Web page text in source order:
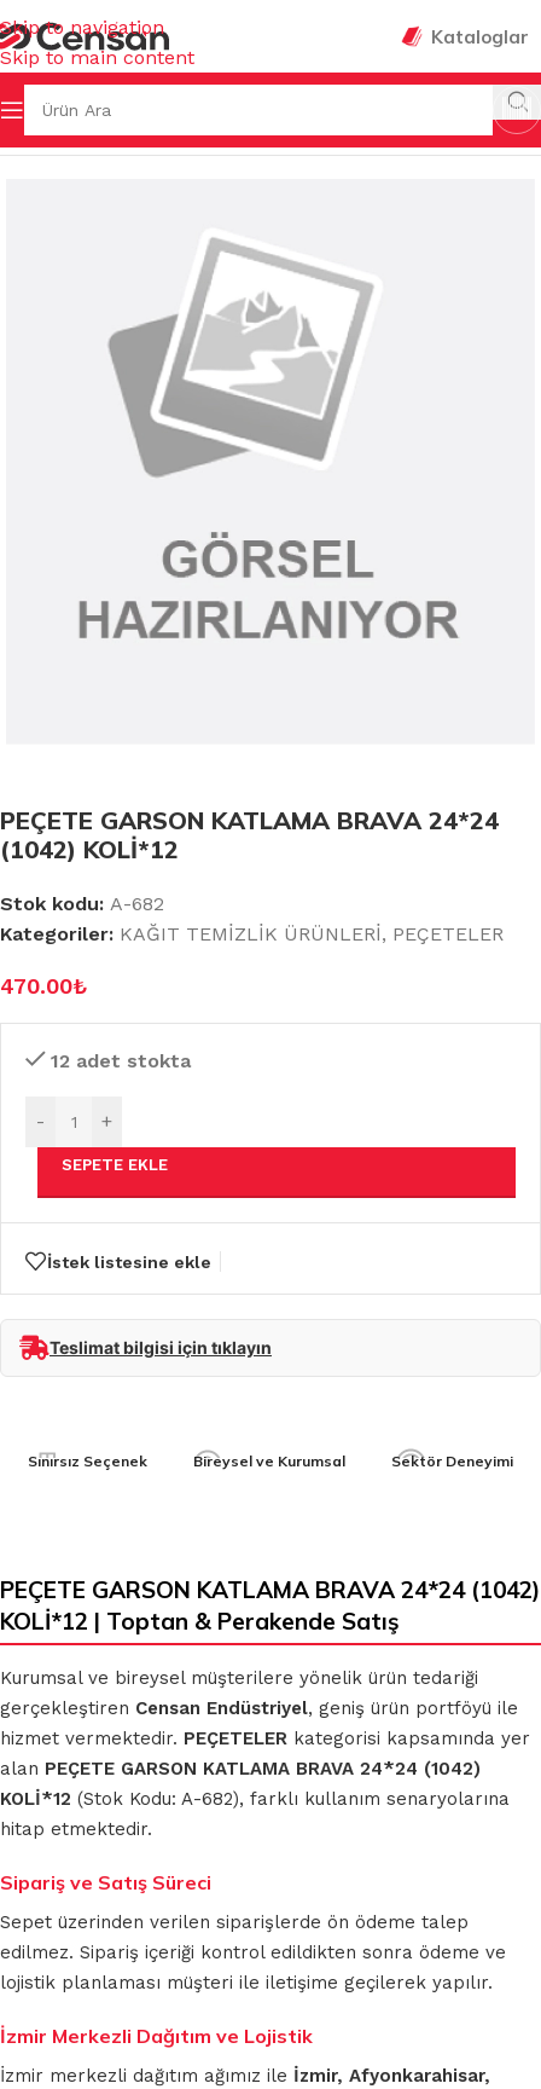
Skip to navigation
Skip to main content
Kataloglar
Ana Sayfa
PEÇETE GARSON KATLAMA BRAVA 24*24
(1042) KOLİ*12
Stok kodu: A-682
Kategoriler: KAĞIT TEMİZLİK ÜRÜNLERİ, PEÇETELER
470.00₺
12 adet stokta
- +
SEPETE EKLE
İstek listesine ekle
Teslimat bilgisi için tıklayın
Sınırsız Seçenek Bireysel ve Kurumsal Sektör Deneyimi
PEÇETE GARSON KATLAMA BRAVA 24*24 (1042)
KOLİ*12 | Toptan & Perakende Satış
Kurumsal ve bireysel müşterilere yönelik ürün tedariği
gerçekleştiren Censan Endüstriyel, geniş ürün portföyü ile
hizmet vermektedir. PEÇETELER kategorisi kapsamında yer
alan PEÇETE GARSON KATLAMA BRAVA 24*24 (1042)
KOLİ*12 (Stok Kodu: A-682), farklı kullanım senaryolarına
hitap etmektedir.
Sipariş ve Satış Süreci
Sepet üzerinden verilen siparişlerde ön ödeme talep
edilmez. Sipariş içeriği kontrol edildikten sonra ödeme ve
lojistik planlaması müşteri ile iletişime geçilerek yapılır.
İzmir Merkezli Dağıtım ve Lojistik
İzmir merkezli dağıtım ağımız ile İzmir, Afyonkarahisar,